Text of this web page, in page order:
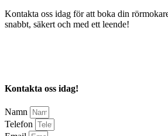
Kontakta oss idag för att boka din
snabbt, säkert och med ett leende!
Kontakta oss idag!
Namn
Telefon